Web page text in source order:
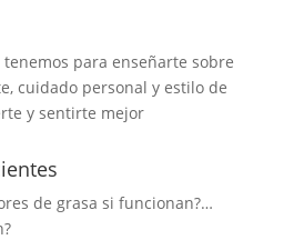
para enseñarte sobre
cuidado personal y estilo de
y sentirte mejor
de grasa si funcionan?…